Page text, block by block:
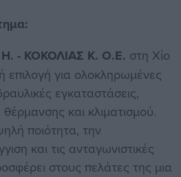
- ΚΟΚΟΛΙΑΣ Κ. Ο.Ε. στη Χίο
επιλογή για ολοκληρωμένες
εγκαταστάσεις,
και κλιματισμού.
ποιότητα, την
και τις ανταγωνιστικές
στους πελάτες της μια